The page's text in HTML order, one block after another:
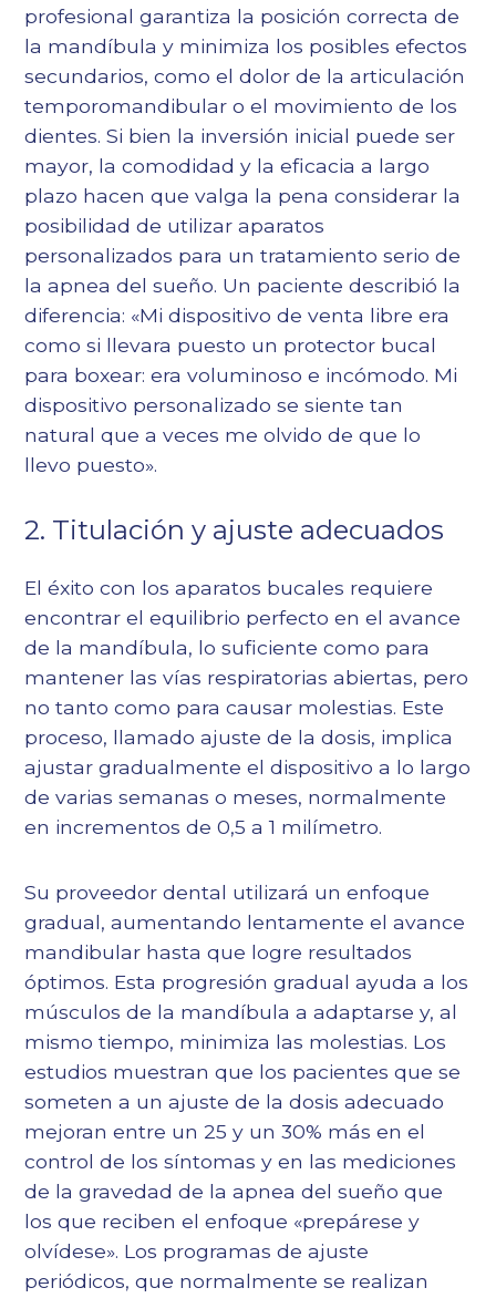
profesional garantiza la posición correcta de
la mandíbula y minimiza los posibles efectos
secundarios, como el dolor de la articulación
temporomandibular o el movimiento de los
dientes. Si bien la inversión inicial puede ser
mayor, la comodidad y la eficacia a largo
plazo hacen que valga la pena considerar la
posibilidad de utilizar aparatos
personalizados para un tratamiento serio de
la apnea del sueño. Un paciente describió la
diferencia: «Mi dispositivo de venta libre era
como si llevara puesto un protector bucal
para boxear: era voluminoso e incómodo. Mi
dispositivo personalizado se siente tan
natural que a veces me olvido de que lo
llevo puesto».
2. Titulación y ajuste adecuados
El éxito con los aparatos bucales requiere
encontrar el equilibrio perfecto en el avance
de la mandíbula, lo suficiente como para
mantener las vías respiratorias abiertas, pero
no tanto como para causar molestias. Este
proceso, llamado ajuste de la dosis, implica
ajustar gradualmente el dispositivo a lo largo
de varias semanas o meses, normalmente
en incrementos de 0,5 a 1 milímetro.
Su proveedor dental utilizará un enfoque
gradual, aumentando lentamente el avance
mandibular hasta que logre resultados
óptimos. Esta progresión gradual ayuda a los
músculos de la mandíbula a adaptarse y, al
mismo tiempo, minimiza las molestias. Los
estudios muestran que los pacientes que se
someten a un ajuste de la dosis adecuado
mejoran entre un 25 y un 30% más en el
control de los síntomas y en las mediciones
de la gravedad de la apnea del sueño que
los que reciben el enfoque «prepárese y
olvídese». Los programas de ajuste
periódicos, que normalmente se realizan